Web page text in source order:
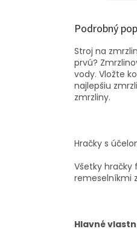
Podrobný
Stroj na
prvú?
vody. Vložte
najlepšiu
zmrzliny.
Hračky s
Všetky hračky
remeselníkmi
Hlavné